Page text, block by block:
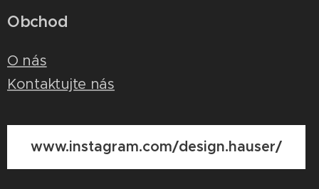
Obchod
O nás
Kontaktujte nás
www.instagram.com/design.hauser/